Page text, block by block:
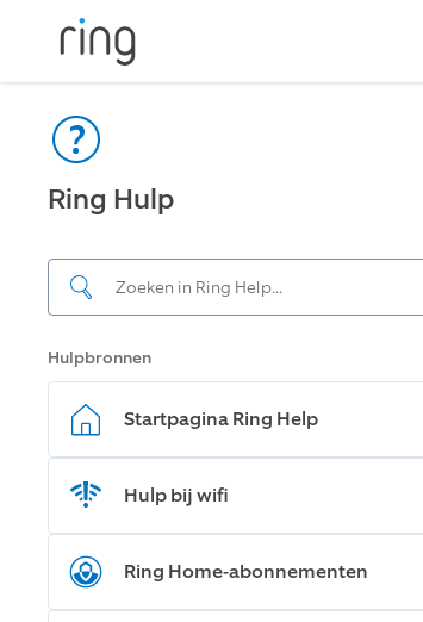
Ring Hulp
Hulpbronnen
Startpagina Ring Help
Hulp bij wifi
Ring Home-abonnementen